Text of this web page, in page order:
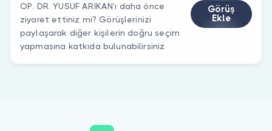
OP. DR. YUSUF ARIKAN’ı daha önce
ziyaret ettiniz mi? Görüşlerinizi
paylaşarak diğer kişilerin doğru seçim
yapmasına katkıda bulunabilirsiniz.
Görüş
Ekle